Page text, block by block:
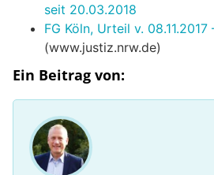
seit 20.03.2018
FG Köln, Urteil v.
(www.justiz.nrw.de)
Ein Beitrag von: